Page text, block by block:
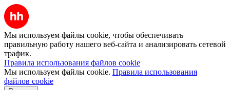
Мы используем файлы cookie, чтобы обеспечивать
правильную работу нашего веб-сайта и анализировать сетевой
трафик.
Правила использования файлов cookie
Мы используем файлы cookie. Правила использования
файлов cookie